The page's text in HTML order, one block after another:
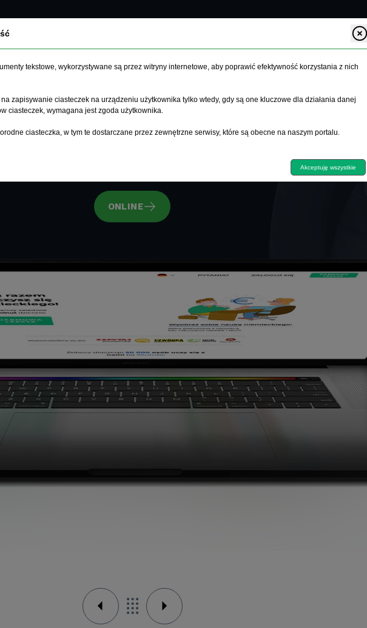
Język w 15 minut.
ONLINE
tekstowe, wykorzystywane są przez witryny internetowe, aby poprawić efektywność korzystania z nich
zapisywanie ciasteczek na urządzeniu użytkownika tylko wtedy, gdy są one kluczowe dla działania danej
ciasteczek, wymagana jest zgoda użytkownika.
ciasteczka, w tym te dostarczane przez zewnętrzne serwisy, które są obecne na naszym portalu.
Akceptuję wszystkie